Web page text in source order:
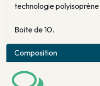
technologie polyisoprène
Boite de 10.
Composition